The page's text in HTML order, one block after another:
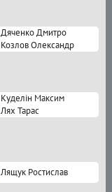
Дяченко Дмитро
Козлов Олександр
Куделін Максим
Лях Тарас
Лящук Ростислав